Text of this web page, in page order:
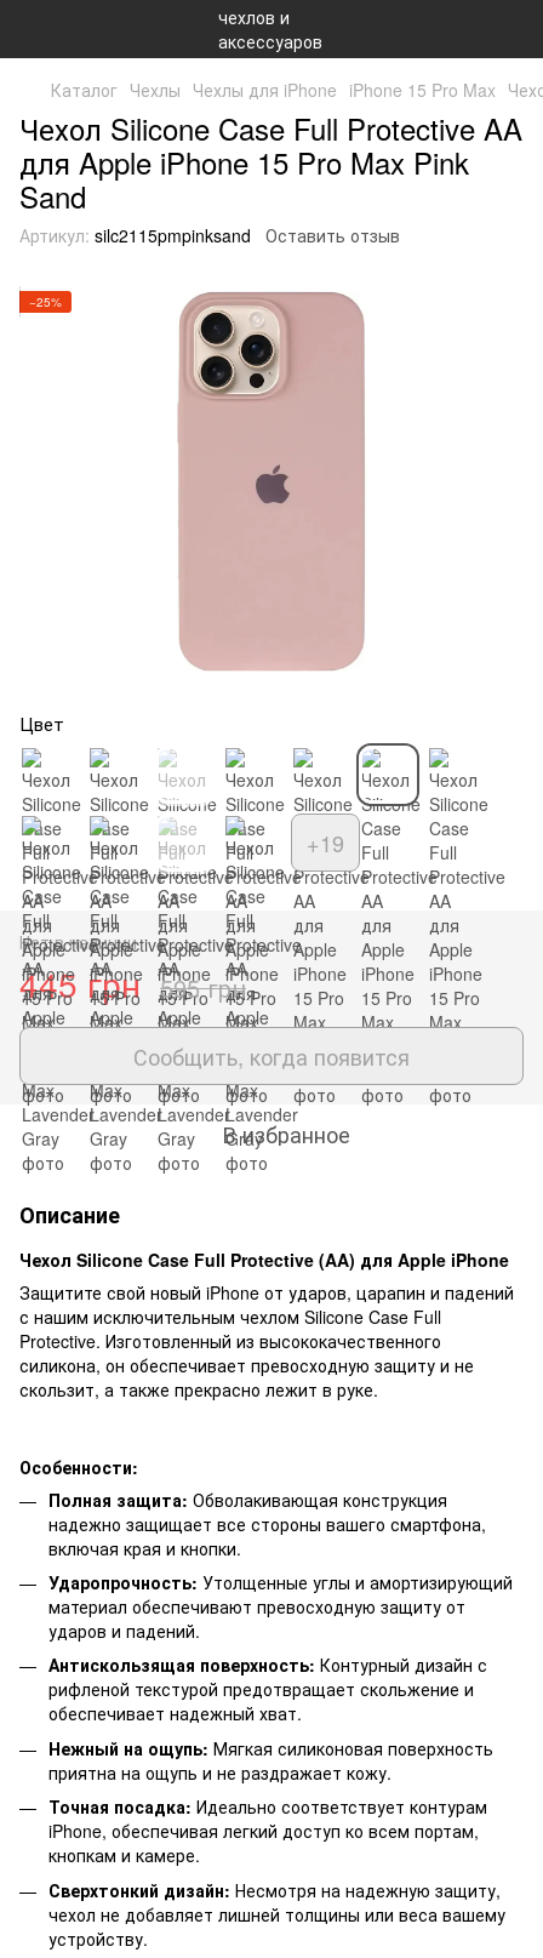
Каталог Чехлы Чехлы для iPhone iPhone 15 Pro Max
Чехол Silicone Case Full Protective AA
для Apple iPhone 15 Pro Max Pink
Sand
Артикул: silc2115pmpinksand Оставить отзыв
−25%
Цвет
+19
Нет в наличии
445 грн 595 грн
Сообщить, когда появится
В избранное
Описание
Чехол Silicone Case Full Protective (AA) для Apple iPhone
Защитите свой новый iPhone от ударов, царапин и падений
с нашим исключительным чехлом Silicone Case Full
Protective. Изготовленный из высококачественного
силикона, он обеспечивает превосходную защиту и не
скользит, а также прекрасно лежит в руке.
Особенности:
Полная защита: Обволакивающая конструкция
надежно защищает все стороны вашего смартфона,
включая края и кнопки.
Ударопрочность: Утолщенные углы и амортизирующий
материал обеспечивают превосходную защиту от
ударов и падений.
Антискользящая поверхность: Контурный дизайн с
рифленой текстурой предотвращает скольжение и
обеспечивает надежный хват.
Нежный на ощупь: Мягкая силиконовая поверхность
приятна на ощупь и не раздражает кожу.
Точная посадка: Идеально соответствует контурам
iPhone, обеспечивая легкий доступ ко всем портам,
кнопкам и камере.
Сверхтонкий дизайн: Несмотря на надежную защиту,
чехол не добавляет лишней толщины или веса вашему
устройству.